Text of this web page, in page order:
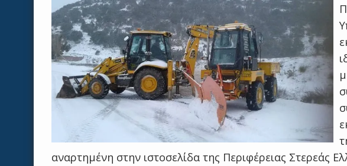
αναρτημένη στην ιστοσελίδα της Περιφέρειας Στερεάς